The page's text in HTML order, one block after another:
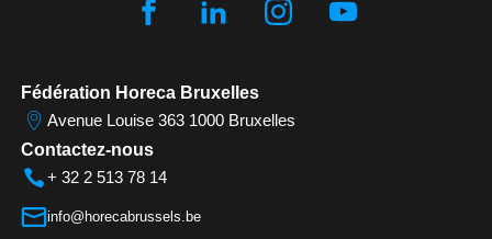
Fédération Horeca Bruxelles
Avenue Louise 363 1000 Bruxelles
Contactez-nous
+ 32 2 513 78 14
info@horecabrussels.be